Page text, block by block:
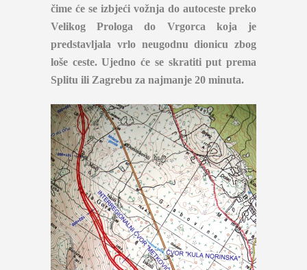
čime će se izbjeći vožnja do autoceste preko
Velikog Prologa do Vrgorca koja je
predstavljala vrlo neugodnu dionicu zbog
loše ceste. Ujedno će se skratiti put prema
Splitu ili Zagrebu za najmanje 20 minuta.